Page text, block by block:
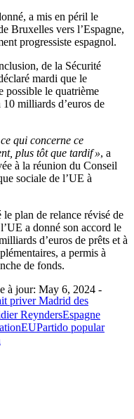
a mis en péril le
Bruxelles vers l’Espagne,
progressiste espagnol.
de la Sécurité
mardi que le
possible le quatrième
milliards d’euros de
qui concerne ce
plus tôt que tardif », a
à la réunion du Conseil
sociale de l’UE à
plan de relance révisé de
a donné son accord le
d’euros de prêts et à
a permis à
de fonds.
priver Madrid des
à jour: May 6, 2024 -
ReyndersEspagne
Partido popular